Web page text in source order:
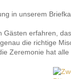
in unserem
erfahren,
die richtige
Zeremonie hat